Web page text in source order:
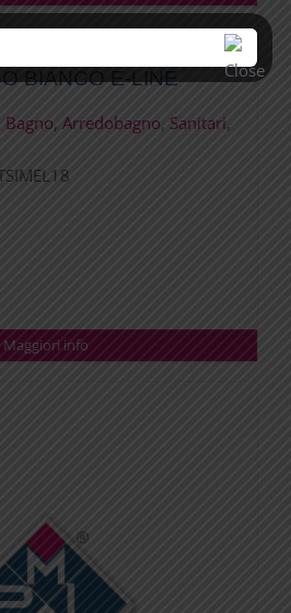
BIANCO E-LINE
Bagno, Arredobagno, Sanitari,
Maggiori info